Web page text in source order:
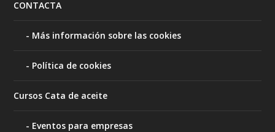
CONTACTA
Más información sobre las cookies
Política de cookies
Cursos Cata de aceite
Eventos para empresas